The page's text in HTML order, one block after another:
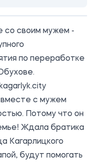
со своим мужем -
по переработке
kagarlyk.city
вместе с мужем
Потому что он
Ждала братика
Кагарлицкого
будут помогать